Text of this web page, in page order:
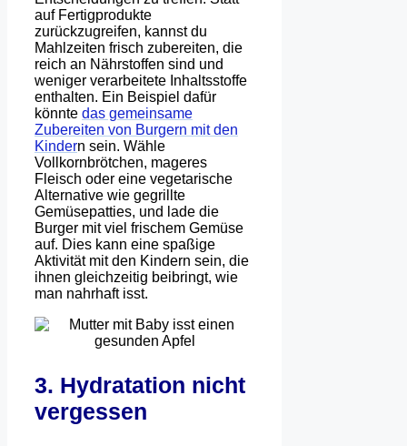
auf Fertigprodukte
zurückzugreifen, kannst du
Mahlzeiten frisch zubereiten, die
reich an Nährstoffen sind und
weniger verarbeitete Inhaltsstoffe
enthalten. Ein Beispiel dafür
könnte das gemeinsame
Zubereiten von Burgern mit den
Kindern sein. Wähle
Vollkornbrötchen, mageres
Fleisch oder eine vegetarische
Alternative wie gegrillte
Gemüsepatties, und lade die
Burger mit viel frischem Gemüse
auf. Dies kann eine spaßige
Aktivität mit den Kindern sein, die
ihnen gleichzeitig beibringt, wie
man nahrhaft isst.
3. Hydratation nicht
vergessen